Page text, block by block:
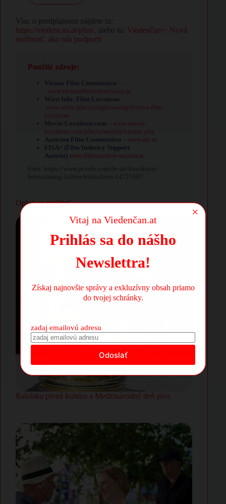
Viac o predplatnom nájdete tu:
https://viedencan.at/plus/, alebo tu: Viedenčan+: Nová
možnosť, ako nás podporiť
Použité zdroje:
Vienna Film Commission
www.viennafilmcommission.at
Wien Info: Film Locations
www.wien.info/en/sightseeing/vienna-film-
locations
Movie-Locations.com
www.movie-
locations.com/places/austria/vienna.php
Austrian Film Commission
www.afc.at
FISA+ (Film Industry Support
Austria) www.filmstandort-austria.at
Foto: https://www.pexels.com/de-de/foto/kunst-
beleuchtung-lichter-bildschirm-14725587
Oplatí sa prečítať
Rakúska pivná kultúra a Medzinárodný deň piva
Vitaj na Viedenčan.at
Prihlás sa do nášho
Newslettra!
Získaj najnovšie správy a exkluzívny obsah priamo
do tvojej schránky.
zadaj emailovú adresu
×